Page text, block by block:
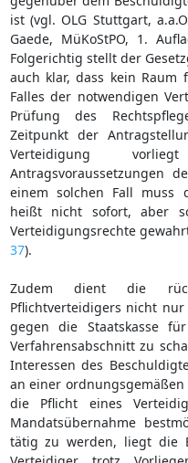
ist (vgl. OLG Stuttgart,
Gaede, MüKoStPO, 1.
Folgerichtig stellt der
auch klar, dass kein Raum
Falles der notwendigen
Prüfung des
Zeitpunkt der
Verteidigung
Antragsvoraussetzungen
einem solchen Fall muss
heißt nicht sofort, aber
Verteidigungsrechte
37).
Zudem dient die
Pflichtverteidigers nicht
gegen die Staatskasse
Verfahrensabschnitt zu
Interessen des
an einer
die Pflicht eines
Mandatsübernahme
tätig zu werden, liegt die